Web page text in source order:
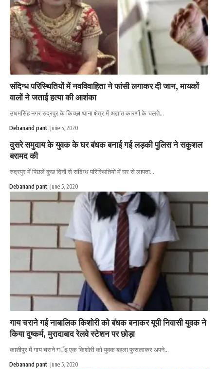
संदिग्ध परिस्थितियों में नवविवाहिता ने फांसी लगाकर दी जान, मायकों
वालों ने जताई हत्या की आशंका
उधमसिंह नगर रुद्रपुर के किच्छा थाना क्षेत्र में अज्ञात कारणों के चलते…
Debanand pant June 5, 2020
दुसरे समुदाय के युवक के घर बंधक बनाई गई लड़की पुलिस ने सकुशल
बरामद की
रुद्रपुर में पिछले कुछ दिनों से संदिग्ध परिस्थितियों में घर से लापता…
Debanand pant June 5, 2020
गाय चराने गई नाबालिक किशोरी को बंधक बनाकर यूपी निवासी युवक ने
किया दुष्कर्म, मुरादाबाद रेलवे स्टेशन पर छोड़ा
काशीपुर में गाय चराने गर्इ एक किशोरी को युवक बहला फुसलाकर अपने…
Debanand pant June 5, 2020